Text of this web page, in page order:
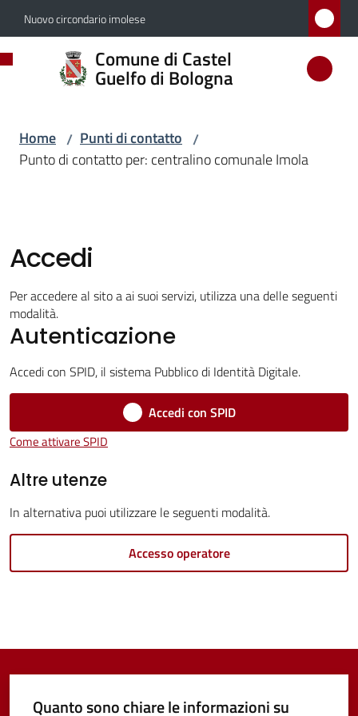
Vai al contenuto
Vai alla navigazione
Vai al footer
Nuovo circondario imolese
Comune di Castel
Guelfo di Bologna
Comune
di
di
Bologna
Amministrazione
Novità
Servizi
Guelfo
Servizi
Home / Punti di contatto /
Punto di contatto per: centralino comunale Imola
Accedi
Per accedere al sito a ai suoi servizi, utilizza una delle seguenti
modalità.
Autenticazione
Accedi con SPID, il sistema Pubblico di Identità Digitale.
Accedi con SPID
Come attivare SPID
Altre utenze
In alternativa puoi utilizzare le seguenti modalità.
Accesso operatore
Quanto sono chiare le informazioni su